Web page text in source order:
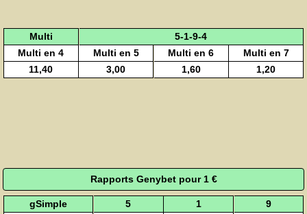
Multi
5-1-9-4
Multi en 4
Multi en 5 Multi en 6
Multi en 7
11,40
3,00 1,60 1,20
Rapports Genybet pour 1 €
gSimple 5 1
9